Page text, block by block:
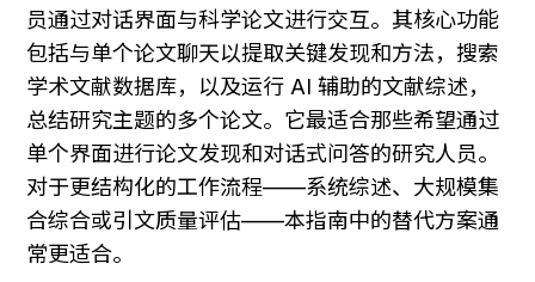
员通过对话界面与科学论文进行交互。其核心功能
包括与单个论文聊天以提取关键发现和方法，搜索
学术文献数据库，以及运行 AI 辅助的文献综述，
总结研究主题的多个论文。它最适合那些希望通过
单个界面进行论文发现和对话式问答的研究人员。
对于更结构化的工作流程——系统综述、大规模集
合综合或引文质量评估——本指南中的替代方案通
常更适合。